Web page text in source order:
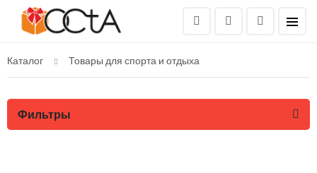
Каталог Товары для спорта и отдыха
Фильтры